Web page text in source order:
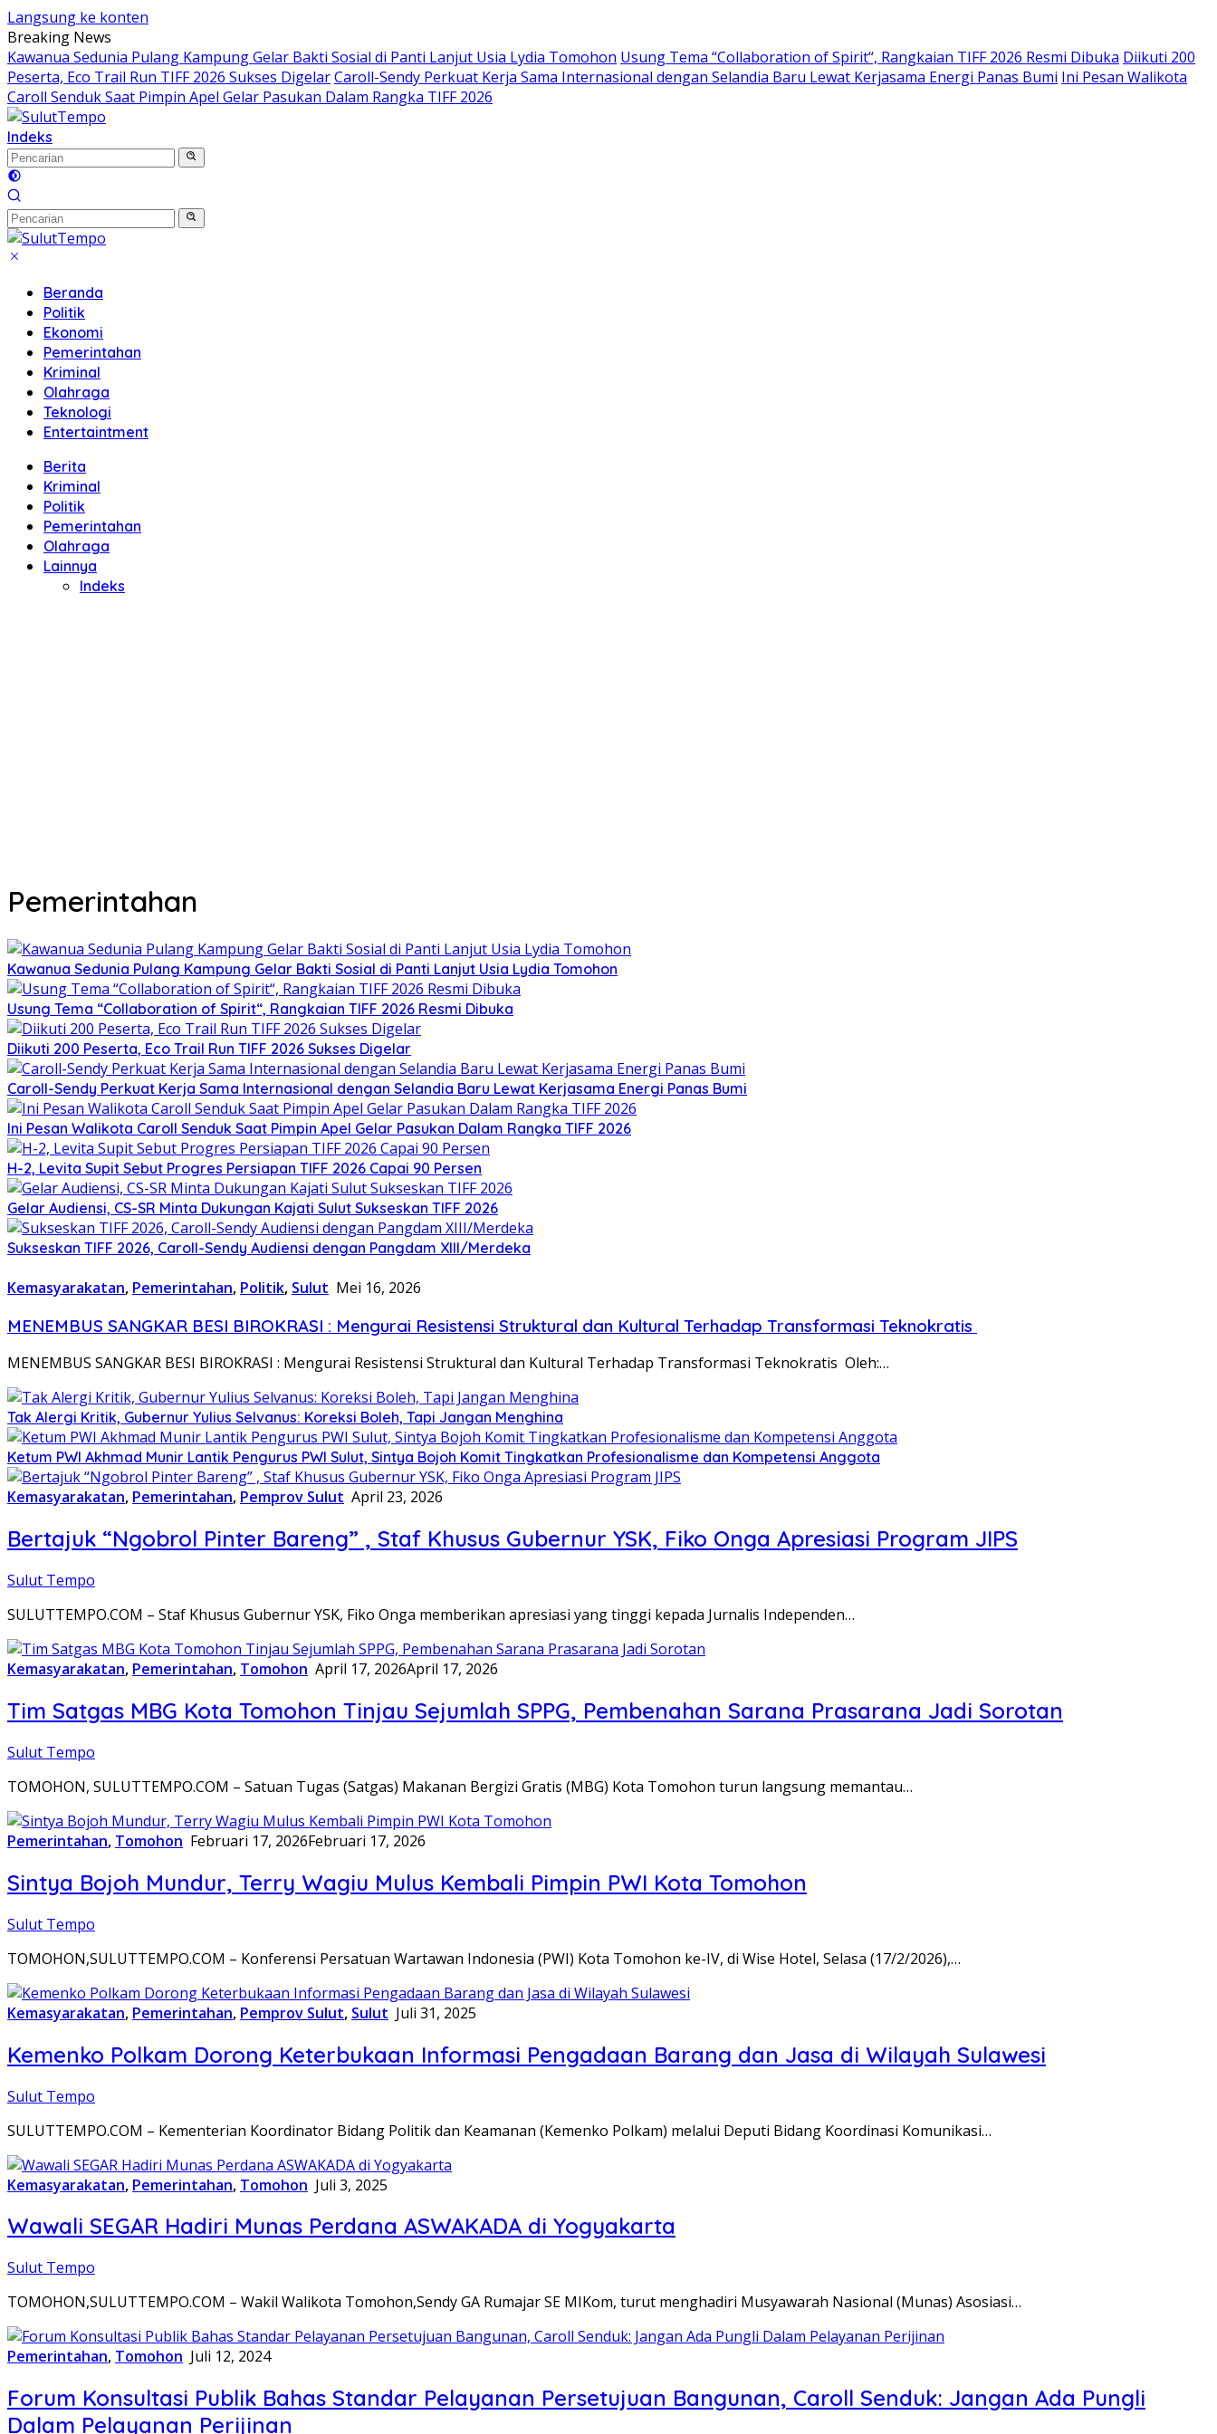
Langsung ke konten
Breaking News
Kawanua Sedunia Pulang Kampung Gelar Bakti Sosial di Panti Lanjut Usia Lydia Tomohon Usung Tema “Collaboration of Spirit“, Rangkaian TIFF 2026 Resmi Dibuka Diikuti 200
Peserta, Eco Trail Run TIFF 2026 Sukses DigelarCaroll-Sendy Perkuat Kerja Sama Internasional dengan Selandia Baru Lewat Kerjasama Energi Panas Bumi Ini Pesan Walikota
Caroll Senduk Saat Pimpin Apel Gelar Pasukan Dalam Rangka TIFF 2026
Indeks
Beranda
Politik
Ekonomi
Pemerintahan
Kriminal
Olahraga
Teknologi
Entertaintment
Berita
Kriminal
Politik
Pemerintahan
Olahraga
Lainnya
Indeks
Pemerintahan
Kawanua Sedunia Pulang Kampung Gelar Bakti Sosial di Panti Lanjut Usia Lydia Tomohon
Usung Tema “Collaboration of Spirit“, Rangkaian TIFF 2026 Resmi Dibuka
Diikuti 200 Peserta, Eco Trail Run TIFF 2026 Sukses Digelar
Caroll-Sendy Perkuat Kerja Sama Internasional dengan Selandia Baru Lewat Kerjasama Energi Panas Bumi
Ini Pesan Walikota Caroll Senduk Saat Pimpin Apel Gelar Pasukan Dalam Rangka TIFF 2026
H-2, Levita Supit Sebut Progres Persiapan TIFF 2026 Capai 90 Persen
Gelar Audiensi, CS-SR Minta Dukungan Kajati Sulut Sukseskan TIFF 2026
Sukseskan TIFF 2026, Caroll-Sendy Audiensi dengan Pangdam XIII/Merdeka
Kemasyarakatan, Pemerintahan, Politik, Sulut Mei 16, 2026
MENEMBUS SANGKAR BESI BIROKRASI : Mengurai Resistensi Struktural dan Kultural Terhadap Transformasi Teknokratis ​
MENEMBUS SANGKAR BESI BIROKRASI : Mengurai Resistensi Struktural dan Kultural Terhadap Transformasi Teknokratis ​ Oleh:…
Tak Alergi Kritik, Gubernur Yulius Selvanus: Koreksi Boleh, Tapi Jangan Menghina
Ketum PWI Akhmad Munir Lantik Pengurus PWI Sulut, Sintya Bojoh Komit Tingkatkan Profesionalisme dan Kompetensi Anggota
Kemasyarakatan, Pemerintahan, Pemprov Sulut April 23, 2026
Bertajuk “Ngobrol Pinter Bareng” , Staf Khusus Gubernur YSK, Fiko Onga Apresiasi Program JIPS
Sulut Tempo
SULUTTEMPO.COM – Staf Khusus Gubernur YSK, Fiko Onga memberikan apresiasi yang tinggi kepada Jurnalis Independen…
Kemasyarakatan, Pemerintahan, Tomohon April 17, 2026April 17, 2026
Tim Satgas MBG Kota Tomohon Tinjau Sejumlah SPPG, Pembenahan Sarana Prasarana Jadi Sorotan
Sulut Tempo
TOMOHON, SULUTTEMPO.COM – Satuan Tugas (Satgas) Makanan Bergizi Gratis (MBG) Kota Tomohon turun langsung memantau…
Pemerintahan, Tomohon Februari 17, 2026Februari 17, 2026
Sintya Bojoh Mundur, Terry Wagiu Mulus Kembali Pimpin PWI Kota Tomohon
Sulut Tempo
TOMOHON,SULUTTEMPO.COM – Konferensi Persatuan Wartawan Indonesia (PWI) Kota Tomohon ke-IV, di Wise Hotel, Selasa (17/2/2026),…
Kemasyarakatan, Pemerintahan, Pemprov Sulut, Sulut Juli 31, 2025
Kemenko Polkam Dorong Keterbukaan Informasi Pengadaan Barang dan Jasa di Wilayah Sulawesi
Sulut Tempo
SULUTTEMPO.COM – Kementerian Koordinator Bidang Politik dan Keamanan (Kemenko Polkam) melalui Deputi Bidang Koordinasi Komunikasi…
Kemasyarakatan, Pemerintahan, Tomohon Juli 3, 2025
Wawali SEGAR Hadiri Munas Perdana ASWAKADA di Yogyakarta
Sulut Tempo
TOMOHON,SULUTTEMPO.COM – Wakil Walikota Tomohon,Sendy GA Rumajar SE MIKom, turut menghadiri Musyawarah Nasional (Munas) Asosiasi…
Pemerintahan, Tomohon Juli 12, 2024
Forum Konsultasi Publik Bahas Standar Pelayanan Persetujuan Bangunan, Caroll Senduk: Jangan Ada Pungli
Dalam Pelayanan Perijinan